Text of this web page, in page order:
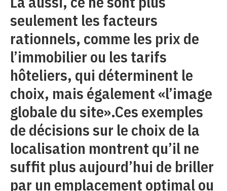
seulement les facteurs
rationnels, comme les prix de
l’immobilier ou les tarifs
hôteliers, qui déterminent le
choix, mais également «l’image
globale du site».Ces exemples
de décisions sur le choix de la
localisation montrent qu’il ne
suffit plus aujourd’hui de briller
par un emplacement optimal ou